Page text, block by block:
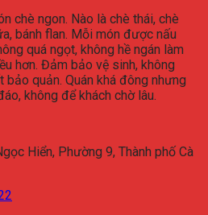
chè ngon. Nào là chè thái, chè
bánh flan. Mỗi món được nấu
quá ngọt, không hề ngán làm
hơn. Đảm bảo vệ sinh, không
quản. Quán khá đông nhưng
không để khách chờ lâu.
Hiển, Phường 9, Thành phố Cà